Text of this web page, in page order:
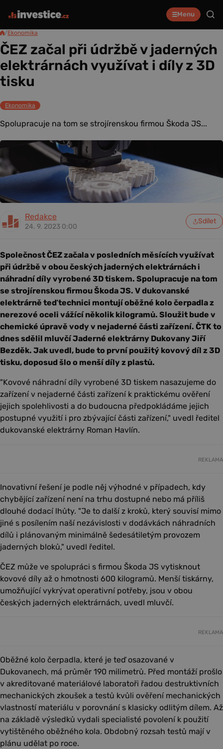
Menu
/Ekonomika
ČEZ začal při údržbě v jaderných
elektrárnách využívat i díly z 3D
tisku
Ekonomika
Spolupracuje na tom se strojírenskou firmou Škoda JS...
Redakce
24. 9. 2023 0:00
Sdílet
Společnost ČEZ začala v posledních měsících využívat
při údržbě v obou českých jaderných elektrárnách i
náhradní díly vyrobené 3D tiskem. Spolupracuje na tom
se strojírenskou firmou Škoda JS. V dukovanské
elektrárně teď technici montují oběžné kolo čerpadla z
nerezové oceli vážící několik kilogramů. Sloužit bude v
chemické úpravě vody v nejaderné části zařízení. ČTK to
dnes sdělil mluvčí Jaderné elektrárny Dukovany Jiří
Bezděk. Jak uvedl, bude to první použitý kovový díl z 3D
tisku, doposud šlo o menší díly z plastů.
"Kovové náhradní díly vyrobené 3D tiskem nasazujeme do
zařízení v nejaderné části zařízení k praktickému ověření
jejich spolehlivosti a do budoucna předpokládáme jejich
postupné využití i pro zbývající části zařízení," uvedl ředitel
dukovanské elektrárny Roman Havlín.
REKLAMA
Inovativní řešení je podle něj výhodné v případech, kdy
chybějící zařízení není na trhu dostupné nebo má příliš
dlouhé dodací lhůty. "Je to další z kroků, který souvisí mimo
jiné s posílením naší nezávislosti v dodávkách náhradních
dílů i plánovaným minimálně šedesátiletým provozem
jaderných bloků," uvedl ředitel.
ČEZ může ve spolupráci s firmou Škoda JS vytisknout
kovové díly až o hmotnosti 600 kilogramů. Menší tiskárny,
umožňující vykrývat operativní potřeby, jsou v obou
českých jaderných elektrárnách, uvedl mluvčí.
REKLAMA
Oběžné kolo čerpadla, které je teď osazované v
Dukovanech, má průměr 190 milimetrů. Před montáží prošlo
v akreditované materiálové laboratoři řadou destruktivních
mechanických zkoušek a testů kvůli ověření mechanických
vlastností materiálu v porovnání s klasicky odlitým dílem. Až
na základě výsledků vydali specialisté povolení k použití
vytištěného oběžného kola. Obdobný rozsah testů mají v
plánu udělat po roce.